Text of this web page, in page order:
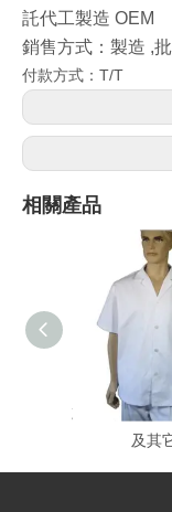
託代工製造 OEM
銷售方式：製造 ,
付款方式：T/T
相關產品
志-國民領短/
及其